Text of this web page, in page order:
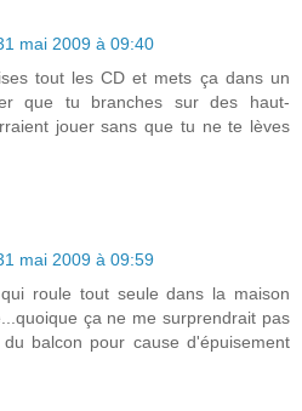
mai 2009 à 09:40
tout les CD et mets ça dans un
que tu branches sur des haut-
jouer sans que tu ne te lèves
mai 2009 à 09:59
roule tout seule dans la maison
ça ne me surprendrait pas
balcon pour cause d'épuisement